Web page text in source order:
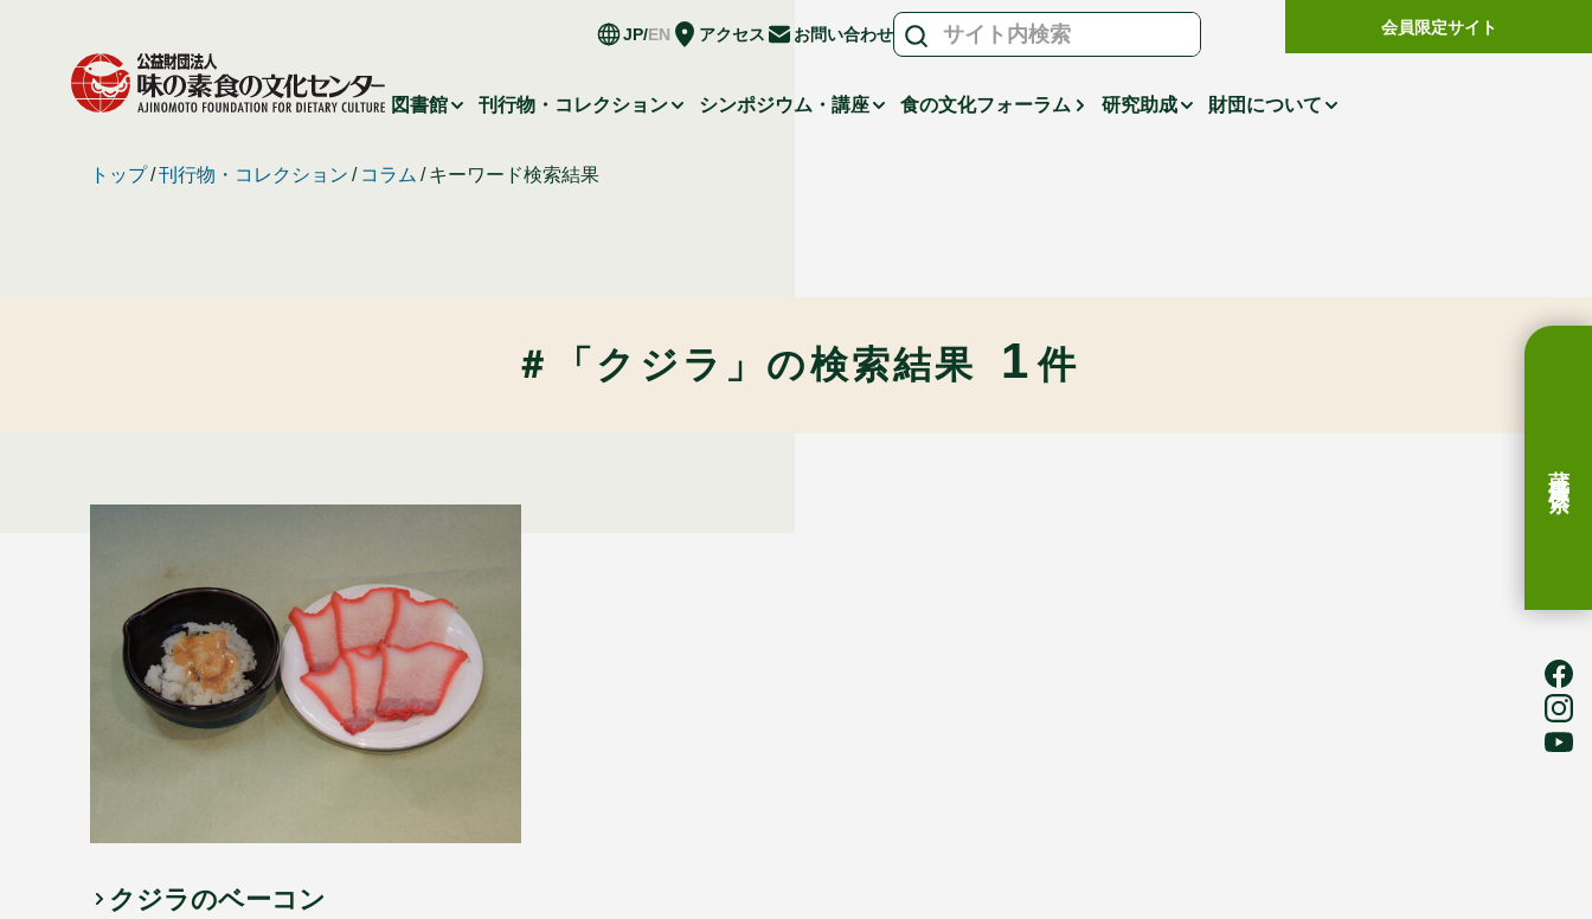
JP EN アクセス お問い合わせ
図書館 刊行物・コレクション シンポジウム・講座 食の文化フォーラム 研究助成 財団について
会員限定サイト
蔵書検索
トップ 刊行物・コレクション コラム キーワード検索結果
＃「クジラ」の検索結果 1 件
クジラのベーコン